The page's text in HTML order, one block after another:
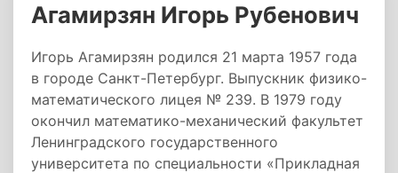
Агамирзян Игорь Рубенович
Игорь Агамирзян родился 21 марта 1957 года
в городе Санкт-Петербург. Выпускник физико-
математического лицея № 239. В 1979 году
окончил математико-механический факультет
Ленинградского государственного
университета по специальности «Прикладная